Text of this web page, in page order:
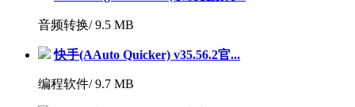
音频转换/9.5 MB
快手(AAuto Quicker) v35.56.2官...
编程软件/9.7 MB